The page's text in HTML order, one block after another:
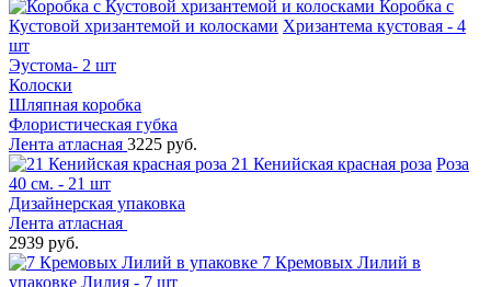
Коробка с
Кустовой хризантемой и колосками Хризантема кустовая - 4
шт
Эустома- 2 шт
Колоски
Шляпная коробка
Флористическая губка
Лента атласная 3225 руб.
21 Кенийская красная роза Роза
40 см. - 21 шт
Дизайнерская упаковка
Лента атласная
2939 руб.
7 Кремовых Лилий в
упаковке Лилия - 7 шт